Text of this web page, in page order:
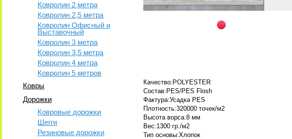
Ковролин 2 метра
Ковролин 2,5 метра
Ковролин Офисный и
Выставочный
Ковролин 3 метра
Ковролин 3,5 метра
Ковролин 4 метра
Ковролин 5 метров
Ковры
Дорожки
Ковровые дорожки
Шегги
Резиновые дорожки
Качество:POLYESTER
Состав:PES/PES Flosh
Фактура:Усадка PES
Плотность:320000 точек/м2
Высота ворса:8 мм
Вес:1300 гр./м2
Тип основы:Хлопок